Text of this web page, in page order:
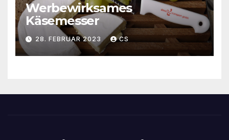
Werbewirksames
Käsemesser
28. FEBRUAR 2023 CS